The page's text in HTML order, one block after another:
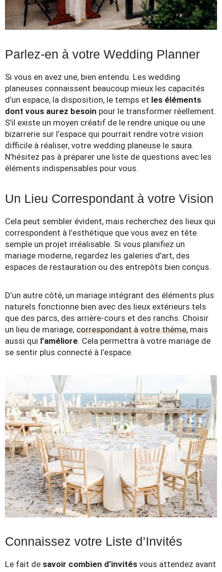
Parlez-en à votre Wedding Planner
Si vous en avez une, bien entendu. Les wedding
planeuses connaissent beaucoup mieux les capacités
d’un espace, la disposition, le temps et les éléments
dont vous aurez besoin pour le transformer réellement.
S’il existe un moyen créatif de le rendre unique ou une
bizarrerie sur l’espace qui pourrait rendre votre vision
difficile à réaliser, votre wedding planeuse le saura.
N’hésitez pas à préparer une liste de questions avec les
éléments indispensables pour vous.
Un Lieu Correspondant à votre Vision
Cela peut sembler évident, mais recherchez des lieux qui
correspondent à l’esthétique que vous avez en tête
semple un projet irréalisable. Si vous planifiez un
mariage moderne, regardez les galeries d’art, des
espaces de restauration ou des entrepôts bien conçus.
D’un autre côté, un mariage intégrant des éléments plus
naturels fonctionne bien avec des lieux extérieurs tels
que des parcs, des arrière-cours et des ranchs. Choisir
un lieu de mariage, correspondant à votre thème, mais
aussi qui l’améliore. Cela permettra à votre mariage de
se sentir plus connecté à l’espace.
Connaissez votre Liste d’Invités
Le fait de savoir combien d’invités vous attendez avant